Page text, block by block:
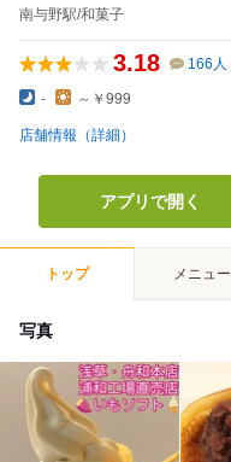
南与野駅/和菓子
3.18 166 人
- ～￥999
店舗情報（詳細）
アプリで開く
トップ メニュー
写真